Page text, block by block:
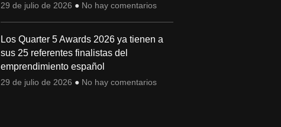
29 de julio de 2026 No hay comentarios
Los Quarter 5 Awards 2026 ya tienen a
sus 25 referentes finalistas del
emprendimiento español
29 de julio de 2026 No hay comentarios